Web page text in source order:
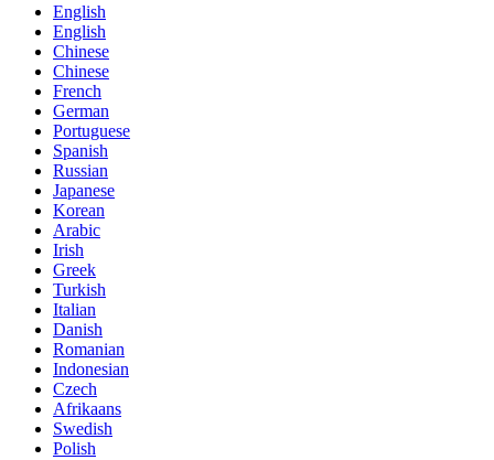
English
English
Chinese
Chinese
French
German
Portuguese
Spanish
Russian
Japanese
Korean
Arabic
Irish
Greek
Turkish
Italian
Danish
Romanian
Indonesian
Czech
Afrikaans
Swedish
Polish